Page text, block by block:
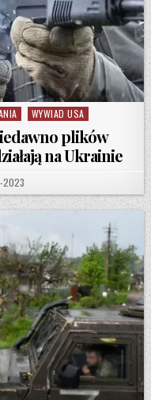
WYWIAD USA
plików
na Ukrainie
DATE:
2023